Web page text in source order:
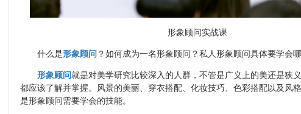
形象顾问实战课
什么是形象顾问 ？如何成为一名形象顾问？私人形象顾问具体要学会
形象顾问就是对美学研究比较深入的人群，不管是广义上的美还是狭
都应该了解并掌握。风景的美丽、穿衣搭配、化妆技巧、色彩搭配以及风
是形象顾问需要学会的技能。